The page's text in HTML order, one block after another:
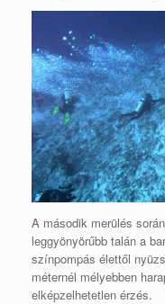
A második merülés során
leggyönyörűbb talán a
színpompás élettől
méternél mélyebben
elképzelhetetlen érzés.